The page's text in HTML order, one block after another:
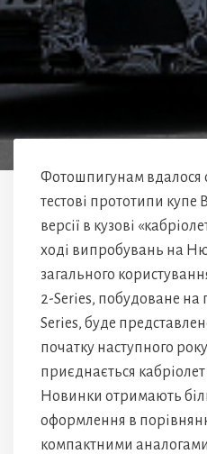
Фотошпигунам вдалося
тестові прототипи купе
версії в кузові
ході випробувань на
загального
2-Series, побудоване на
Series, буде
початку наступного
приєднається
Новинки отримають
оформлення в
компактними аналогами